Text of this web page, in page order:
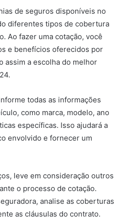
de seguros disponíveis no
diferentes tipos de cobertura
Ao fazer uma cotação, você
e benefícios oferecidos por
assim a escolha do melhor
todas as informações
como marca, modelo, ano
específicas. Isso ajudará a
envolvido e fornecer um
leve em consideração outros
o processo de cotação.
analise as coberturas
as cláusulas do contrato.